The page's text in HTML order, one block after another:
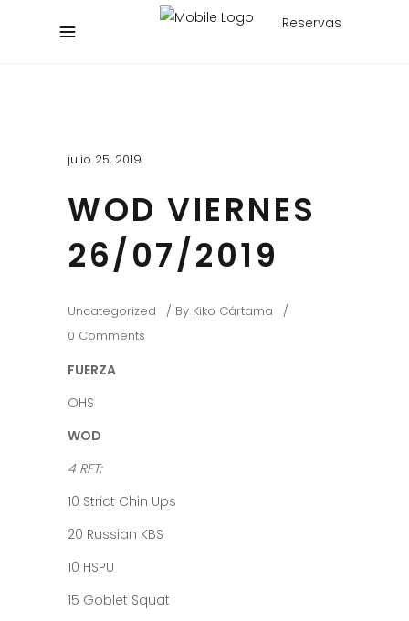
Reservas
julio 25, 2019
WOD VIERNES
26/07/2019
Uncategorized By Kiko Cártama
0 Comments
FUERZA
OHS
WOD
4 RFT:
10 Strict Chin Ups
20 Russian KBS
10 HSPU
15 Goblet Squat